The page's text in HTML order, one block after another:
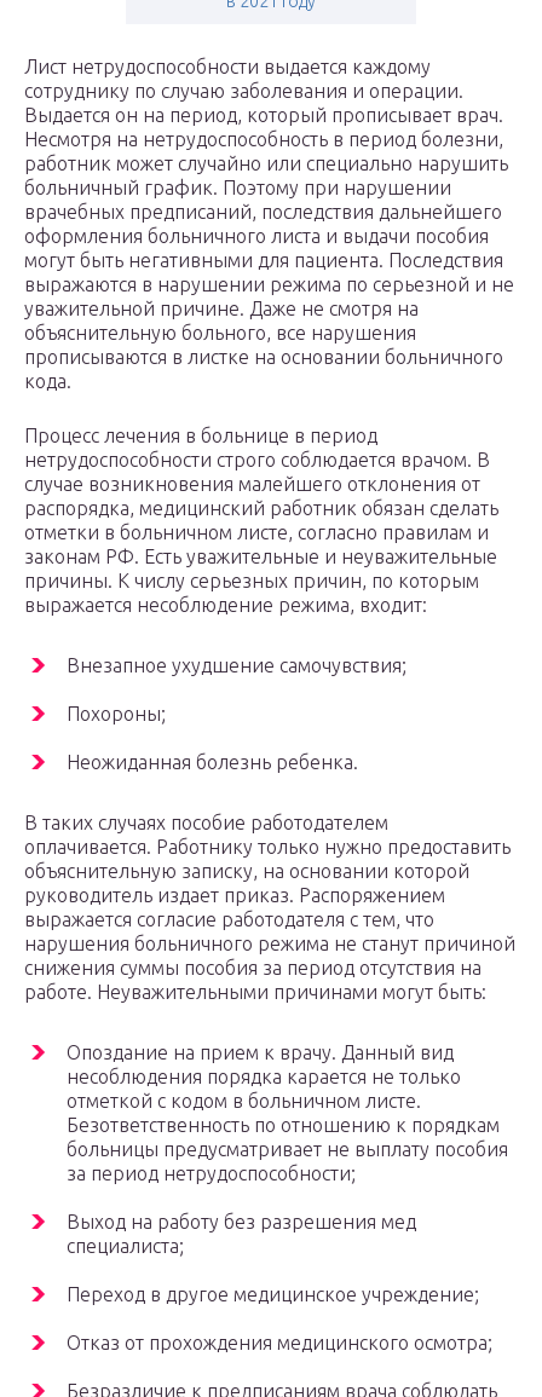
Лист нетрудоспособности выдается каждому
сотруднику по случаю заболевания и операции.
Выдается он на период, который прописывает врач.
Несмотря на нетрудоспособность в период болезни,
работник может случайно или специально нарушить
больничный график. Поэтому при нарушении
врачебных предписаний, последствия дальнейшего
оформления больничного листа и выдачи пособия
могут быть негативными для пациента. Последствия
выражаются в нарушении режима по серьезной и не
уважительной причине. Даже не смотря на
объяснительную больного, все нарушения
прописываются в листке на основании больничного
кода.
Процесс лечения в больнице в период
нетрудоспособности строго соблюдается врачом. В
случае возникновения малейшего отклонения от
распорядка, медицинский работник обязан сделать
отметки в больничном листе, согласно правилам и
законам РФ. Есть уважительные и неуважительные
причины. К числу серьезных причин, по которым
выражается несоблюдение режима, входит:
Внезапное ухудшение самочувствия;
Похороны;
Неожиданная болезнь ребенка.
В таких случаях пособие работодателем
оплачивается. Работнику только нужно предоставить
объяснительную записку, на основании которой
руководитель издает приказ. Распоряжением
выражается согласие работодателя с тем, что
нарушения больничного режима не станут причиной
снижения суммы пособия за период отсутствия на
работе. Неуважительными причинами могут быть:
Опоздание на прием к врачу. Данный вид
несоблюдения порядка карается не только
отметкой с кодом в больничном листе.
Безответственность по отношению к порядкам
больницы предусматривает не выплату пособия
за период нетрудоспособности;
Выход на работу без разрешения мед
специалиста;
Переход в другое медицинское учреждение;
Отказ от прохождения медицинского осмотра;
Безразличие к предписаниям врача соблюдать